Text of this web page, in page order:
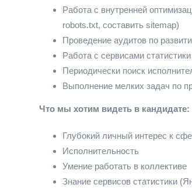
Работа c внутренней
robots.txt, составить sitemap)
Проведение аудитов по
Работа с сервисами
Периодически поиск
Выполнение мелких задач по
Что мы хотим видеть в кандидате:
Глубокий личный интерес к
Исполнительность
Умение работать в коллективе
Знание сервисов статистики